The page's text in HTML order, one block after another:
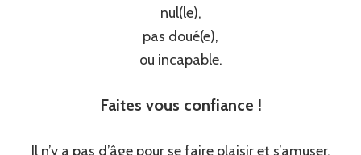
nul(le),
pas doué(e),
ou incapable.
Faites vous confiance !
Il n’y a pas d’âge pour se faire plaisir et s’amuser.